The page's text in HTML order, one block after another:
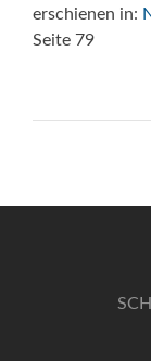
erschienen in:
Seite 79